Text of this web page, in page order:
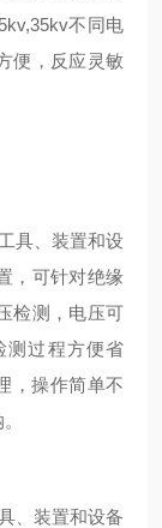
不同电
便，反应灵敏
具、装置和设
，可针对绝缘
检测，电压可
测过程方便省
，操作简单不
、装置和设备